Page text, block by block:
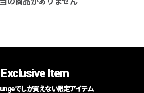
Exclusive Item
でしか買えない限定アイテム